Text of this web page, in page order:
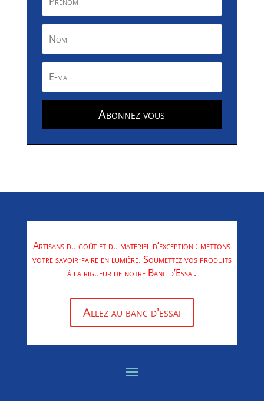
Abonnez vous
Artisans du goût et du matériel d’exception : mettons
votre savoir-faire en lumière. Soumettez vos produits
à la rigueur de notre Banc d’Essai.
Allez au banc d'essai